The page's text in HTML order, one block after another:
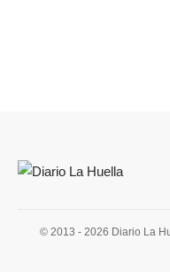
© 2013 - 2026 Diario La